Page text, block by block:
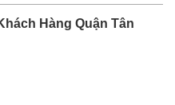
Hàng Quận Tân